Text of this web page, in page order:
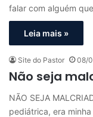
falar com alguém
Leia mais »
Site do Pastor 08/
Não seja
NÃO SEJA
pediátrica, era